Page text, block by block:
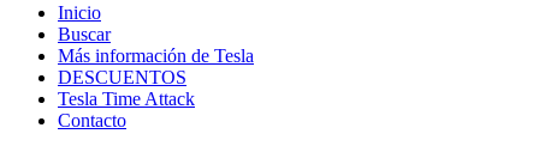
Inicio
Buscar
Más información de Tesla
DESCUENTOS
Tesla Time Attack
Contacto